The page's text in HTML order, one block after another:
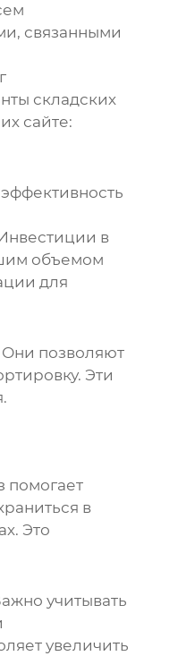
связанными
складских
сайте:
в
объемом
для
Они позволяют
Эти
помогает
в
Это
учитывать
увеличить